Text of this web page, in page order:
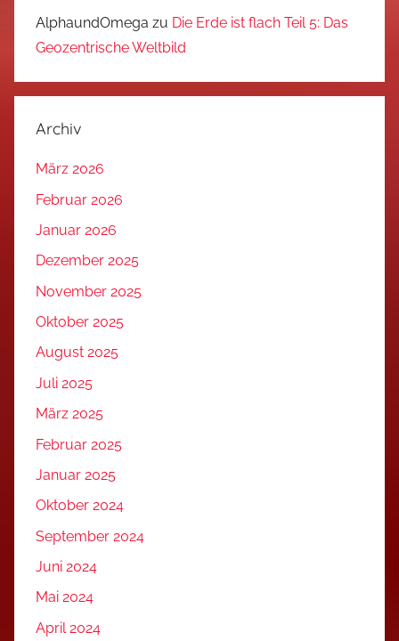
AlphaundOmega zu Die Erde ist flach Teil 5: Das
Geozentrische Weltbild
Archiv
März 2026
Februar 2026
Januar 2026
Dezember 2025
November 2025
Oktober 2025
August 2025
Juli 2025
März 2025
Februar 2025
Januar 2025
Oktober 2024
September 2024
Juni 2024
Mai 2024
April 2024